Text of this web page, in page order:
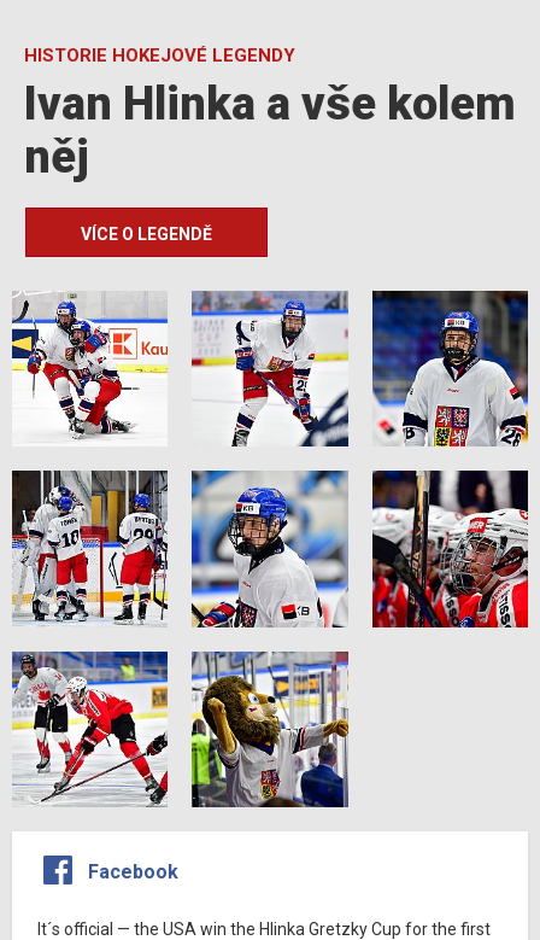
HISTORIE HOKEJOVÉ LEGENDY
Ivan Hlinka a vše kolem
něj
VÍCE O LEGENDĚ
Facebook
It´s official — the USA win the Hlinka Gretzky Cup for the first